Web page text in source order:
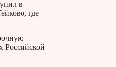
в
где
Российской